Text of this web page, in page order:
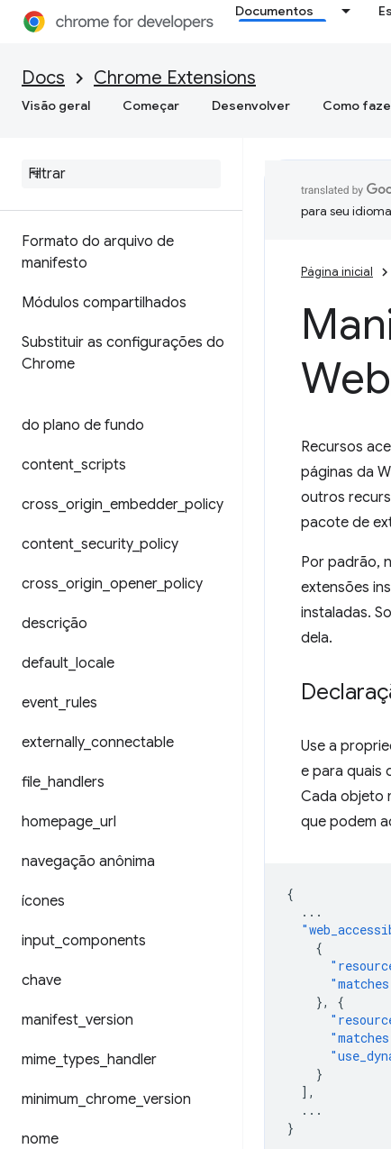
Documentos
Docs Chrome Extensions
Visão geral Começar Desenvolver Como
Formato do arquivo de
manifesto
Módulos compartilhados
Substituir as configurações do
Chrome
do plano de fundo
content scripts
cross origin embedder_ policy
content security_ policy
cross origin opener_ policy
descrição
default locale
event rules
externally_ connectable
file handlers
homepage url
navegação anônima
ícones
input components
chave
manifest version
mime types handler
minimum chrome version
nome
para seu
Página inicial
Web
Recursos
páginas da
outros
pacote de
Por padrão,
extensões
instaladas.
dela.
Use a
e para quais
Cada objeto
que podem
{
...
{
},
{
}
],
...
}